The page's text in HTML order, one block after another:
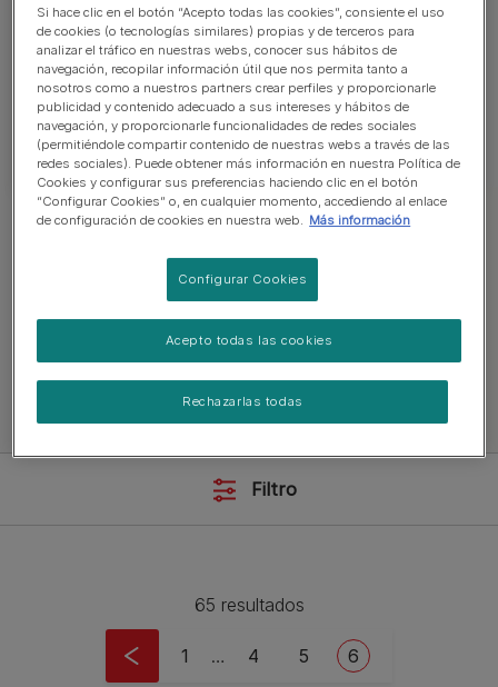
Nuestra sección de pienso, tanto para perros
adultos y sénior como para cachorros, tiene una
gran variedad de sabores. Pero elijas lo que
elijas, una cosa es segura... ¡a tu perro le
encantará el delicioso sabor!
Comida húmeda Sin cereales Snacks
Filtro
65 resultados
First page
1 … Page
4 Page
5 Current page
6
Si hace clic en el botón “Acepto todas las cookies”, consiente el uso
de cookies (o tecnologías similares) propias y de terceros para
analizar el tráfico en nuestras webs, conocer sus hábitos de
navegación, recopilar información útil que nos permita tanto a
nosotros como a nuestros partners crear perfiles y proporcionarle
publicidad y contenido adecuado a sus intereses y hábitos de
navegación, y proporcionarle funcionalidades de redes sociales
(permitiéndole compartir contenido de nuestras webs a través de las
redes sociales). Puede obtener más información en nuestra Política de
Cookies y configurar sus preferencias haciendo clic en el botón
“Configurar Cookies” o, en cualquier momento, accediendo al enlace
de configuración de cookies en nuestra web. Más información
Configurar Cookies
Rechazarlas todas
Acepto todas las cookies